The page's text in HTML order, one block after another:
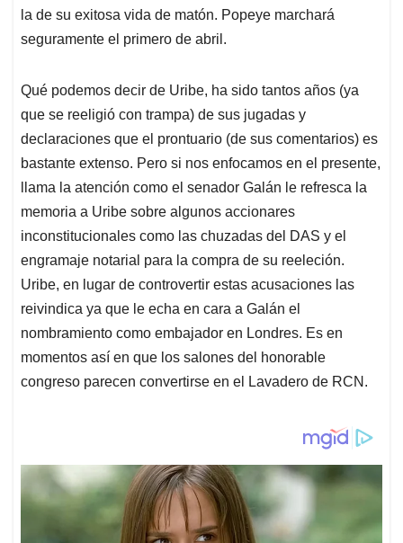
la de su exitosa vida de matón. Popeye marchará
seguramente el primero de abril.
Qué podemos decir de Uribe, ha sido tantos años (ya
que se reeligió con trampa) de sus jugadas y
declaraciones que el prontuario (de sus comentarios) es
bastante extenso. Pero si nos enfocamos en el presente,
llama la atención como el senador Galán le refresca la
memoria a Uribe sobre algunos accionares
inconstitucionales como las chuzadas del DAS y el
engramaje notarial para la compra de su reeleción.
Uribe, en lugar de controvertir estas acusaciones las
reivindica ya que le echa en cara a Galán el
nombramiento como embajador en Londres. Es en
momentos así en que los salones del honorable
congreso parecen convertirse en el Lavadero de RCN.